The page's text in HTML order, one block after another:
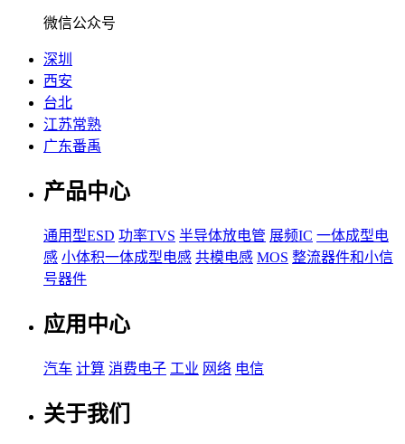
微信公众号
深圳
西安
台北
江苏常熟
广东番禹
产品中心
通用型ESD 功率TVS 半导体放电管 展频IC 一体成型电
感 小体积一体成型电感 共模电感 MOS 整流器件和小信
号器件
应用中心
汽车 计算 消费电子 工业 网络 电信
关于我们